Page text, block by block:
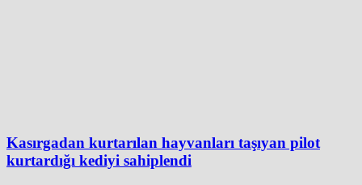
Kasırgadan kurtarılan hayvanları taşıyan pilot
kurtardığı kediyi sahiplendi